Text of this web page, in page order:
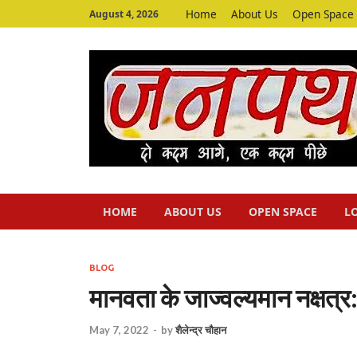
August 4, 2026 Home About Us Open Space
HOME ABOUT US OPEN SPACE
BLOG
मानवता के जाज्वल्यमान
May 7, 2022 - byशैलेन्द्र चौहान